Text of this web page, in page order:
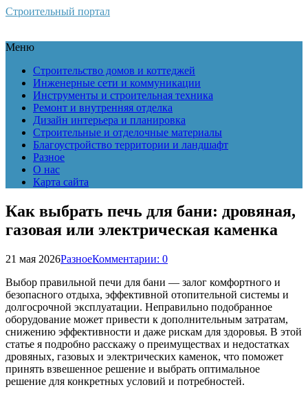
Строительный портал
Меню
Строительство домов и коттеджей
Инженерные сети и коммуникации
Инструменты и строительная техника
Ремонт и внутренняя отделка
Дизайн интерьера и планировка
Строительные и отделочные материалы
Благоустройство территории и ландшафт
Разное
О нас
Карта сайта
Как выбрать печь для бани: дровяная,
газовая или электрическая каменка
21 мая 2026РазноеКомментарии: 0
Выбор правильной печи для бани — залог комфортного и
безопасного отдыха, эффективной отопительной системы и
долгосрочной эксплуатации. Неправильно подобранное
оборудование может привести к дополнительным затратам,
снижению эффективности и даже рискам для здоровья. В этой
статье я подробно расскажу о преимуществах и недостатках
дровяных, газовых и электрических каменок, что поможет
принять взвешенное решение и выбрать оптимальное
решение для конкретных условий и потребностей.